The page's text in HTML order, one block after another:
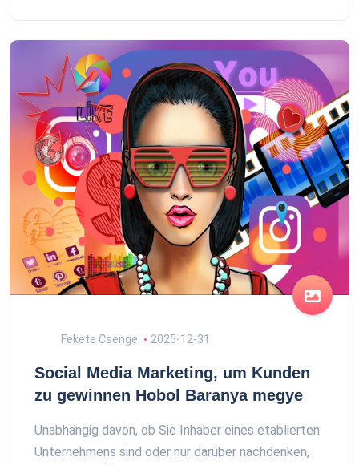
Fekete Csenge 2025-12-31
Social Media Marketing, um Kunden
zu gewinnen Hobol Baranya megye
Unabhängig davon, ob Sie Inhaber eines etablierten
Unternehmens sind oder nur darüber nachdenken,